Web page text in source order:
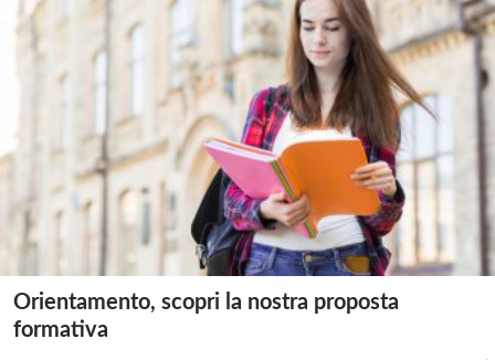
Orientamento, scopri la nostra proposta
formativa